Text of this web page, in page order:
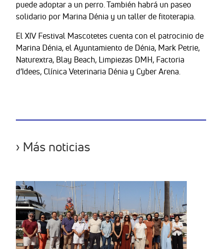
puede adoptar a un perro. También habrá un paseo
solidario por Marina Dénia y un taller de fitoterapia.
El XIV Festival Mascotetes cuenta con el patrocinio de
Marina Dénia, el Ayuntamiento de Dénia, Mark Petrie,
Naturextra, Blay Beach, Limpiezas DMH, Factoria
d’Idees, Clínica Veterinaria Dénia y Cyber Arena.
› Más noticias